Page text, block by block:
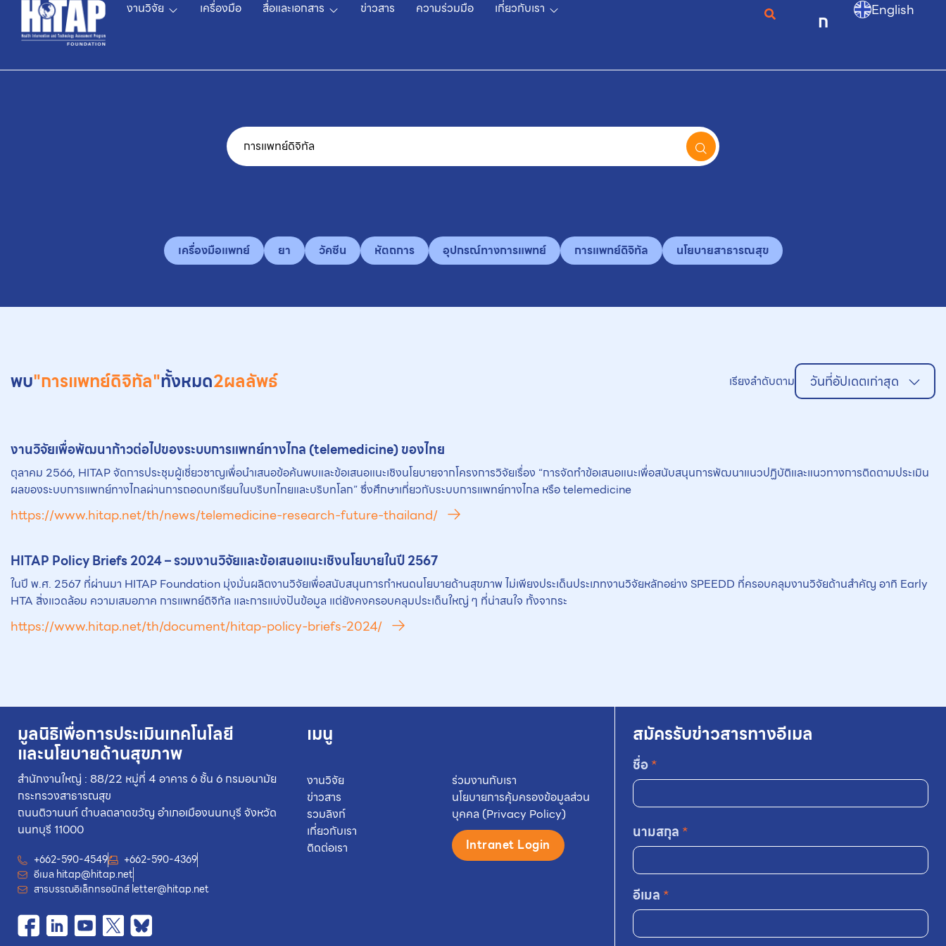
งานวิจัย เครื่องมือ สื่อและเอกสาร ข่าวสาร ความร่วมมือ เกี่ยวกับเรา
ก English
เครื่องมือแพทย์ ยา วัคซีน หัตถการ อุปกรณ์ทางการแพทย์ การแพทย์ดิจิทัล นโยบายสาธารณสุข
พบ"การแพทย์ดิจิทัล"ทั้งหมด2ผลลัพธ์ เรียงลำดับตาม วันที่อัปเดตเก่าสุด
งานวิจัยเพื่อพัฒนาก้าวต่อไปของระบบการแพทย์ทางไกล (telemedicine) ของไทย
ตุลาคม 2566, HITAP จัดการประชุมผู้เชี่ยวชาญเพื่อนำเสนอข้อค้นพบและข้อเสนอแนะเชิงนโยบายจากโครงการวิจัยเรื่อง “การจัดทำข้อเสนอแนะเพื่อสนับสนุนการพัฒนาแนวปฏิบัติและแนวทางการติดตามประเมิน
ผลของระบบการแพทย์ทางไกลผ่านการถอดบทเรียนในบริบทไทยและบริบทโลก” ซึ่งศึกษาเกี่ยวกับระบบการแพทย์ทางไกล หรือ telemedicine
https://www.hitap.net/th/news/telemedicine-research-future-thailand/
HITAP Policy Briefs 2024 – รวมงานวิจัยและข้อเสนอแนะเชิงนโยบายในปี 2567
ในปี พ.ศ. 2567 ที่ผ่านมา HITAP Foundation มุ่งมั่นผลิตงานวิจัยเพื่อสนับสนุนการกำหนดนโยบายด้านสุขภาพ ไม่เพียงประเด็นประเภทงานวิจัยหลักอย่าง SPEEDD ที่ครอบคลุมงานวิจัยด้านสำคัญ อาทิ Early
HTA สิ่งแวดล้อม ความเสมอภาค การแพทย์ดิจิทัล และการแบ่งปันข้อมูล แต่ยังคงครอบคลุมประเด็นใหญ่ ๆ ที่น่าสนใจ ทั้งจากระ
https://www.hitap.net/th/document/hitap-policy-briefs-2024/
มูลนิธิเพื่อการประเมินเทคโนโลยี
และนโยบายด้านสุขภาพ
สำนักงานใหญ่ : 88/22 หมู่ที่ 4 อาคาร 6 ชั้น 6 กรมอนามัย
กระทรวงสาธารณสุข
ถนนติวานนท์ ตำบลตลาดขวัญ อำเภอเมืองนนทบุรี จังหวัด
นนทบุรี 11000
+662-590-4549
+662-590-4369
อีเมล hitap@hitap.net
สารบรรณอิเล็กทรอนิกส์letter@hitap.net
เมนู
งานวิจัย
ข่าวสาร
รวมลิงก์
เกี่ยวกับเรา
ติดต่อเรา
ร่วมงานกับเรา
นโยบายการคุ้มครองข้อมูลส่วน
บุคคล (Privacy Policy)
Intranet Login
สมัครรับข่าวสารทางอีเมล
ชื่อ*
นามสกุล *
อีเมล *